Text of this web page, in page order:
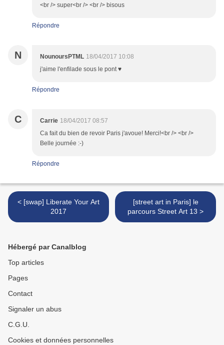
<br /> super<br /> <br /> bisous
Répondre
N NounoursPTML 18/04/2017 10:08
j'aime l'enfilade sous le pont ♥
Répondre
C Carrie 18/04/2017 08:57
Ca fait du bien de revoir Paris j'avoue! Merci!<br /> <br />
Belle journée :-)
Répondre
< [swap] Liberate Your Art
2017
[street art in Paris] le
parcours Street Art 13 >
Hébergé par Canalblog
Top articles
Pages
Contact
Signaler un abus
C.G.U.
Cookies et données personnelles